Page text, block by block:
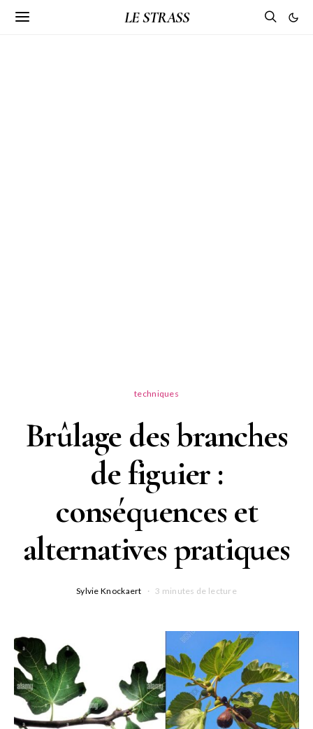
LE STRASS
techniques
Brûlage des branches
de figuier :
conséquences et
alternatives pratiques
Sylvie Knockaert 3 minutes de lecture